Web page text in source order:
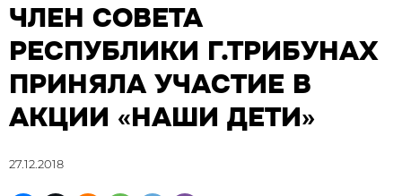
ЧЛЕН СОВЕТА
РЕСПУБЛИКИ Г.ТРИБУНАХ
ПРИНЯЛА УЧАСТИЕ В
АКЦИИ «НАШИ ДЕТИ»
27.12.2018